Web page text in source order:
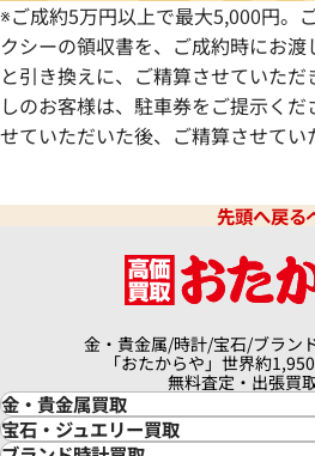
※ご成約5万円以上で最大5,000円。
クシーの領収書を、ご成約時にお
と引き換えに、ご精算させていた
しのお客様は、駐車券をご提示く
せていただいた後、ご精算させてい
先頭へ戻る
金・貴金属/時計/宝石/ブラン
「おたからや」世界約
無料査定・出張買
金・貴金属買取
金買取
宝石・ジュエリー買取